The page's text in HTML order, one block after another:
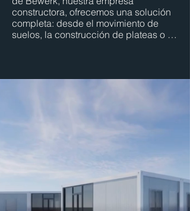
constructora, ofrecemos una solución
completa: desde el movimiento de
suelos, la construcción de plateas o
obra.
Transport, empresa especializada en
logística de cargas especiales, lo que
nos permite garantizar el traslado
módulo a cualquier punto del país.
Esta integración entre construcción y
transporte nos permite entregar
soluciones modulares listas para usar,
sin depender de terceros ni complicar